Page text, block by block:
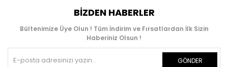
BIZDEN HABERLER
Bültenimize Üye Olun ! Tüm İndirim ve Fırsatlardan İlk Sizin
Haberiniz Olsun !
GÖNDER